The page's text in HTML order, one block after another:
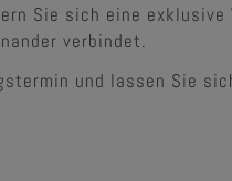
Sie sich eine exklusive
verbindet.
und lassen Sie